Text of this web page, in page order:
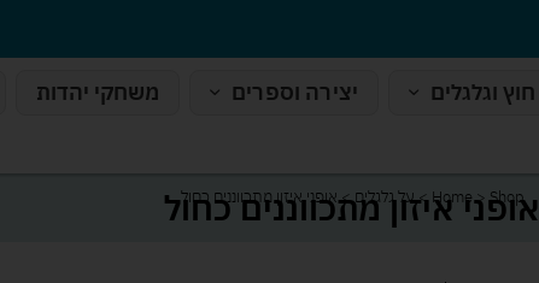
חוץ וגלגלים יצירה וספרים משחקי יהדות
Home>Shop
>על גלגלים>אופני איזון מתכווננים כחול
אופני איזון מתכווננים כחול